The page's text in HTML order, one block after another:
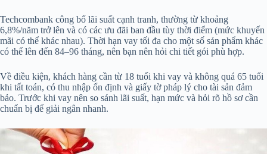
Techcombank công bố lãi suất cạnh tranh, thường từ khoảng
6,8%/năm trở lên và có các ưu đãi ban đầu tùy thời điểm (mức khuyến
mãi có thể khác nhau). Thời hạn vay tối đa cho một số sản phẩm khác
có thể lên đến 84–96 tháng, nên bạn nên hỏi chi tiết gói phù hợp.
Về điều kiện, khách hàng cần từ 18 tuổi khi vay và không quá 65 tuổi
khi tất toán, có thu nhập ổn định và giấy tờ pháp lý cho tài sản đảm
bảo. Trước khi vay nên so sánh lãi suất, hạn mức và hỏi rõ hồ sơ cần
chuẩn bị để giải ngân nhanh.